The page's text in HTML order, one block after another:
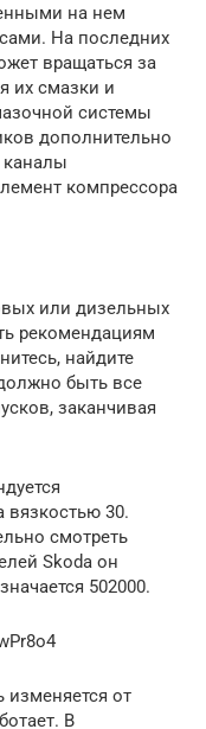
на нем
На последних
вращаться за
их смазки и
системы
дополнительно
каналы
компрессора
или дизельных
рекомендациям
найдите
быть все
заканчивая
вязкостью 30.
смотреть
Skoda он
502000.
изменяется от
В